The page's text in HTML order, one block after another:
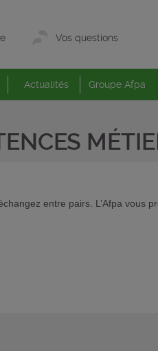
Vos questions
Actualités Groupe Afpa
entre pairs. L’Afpa vous